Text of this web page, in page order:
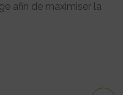
afin de maximiser la